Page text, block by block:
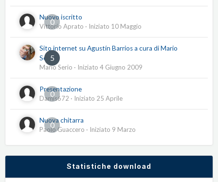
0
Nuovo iscritto
Vittorio Aprato · Iniziato 10 Maggio
5
Sito internet su Agustín Barrios a cura di Mario
Serio
Mario Serio · Iniziato 4 Giugno 2009
0
Presentazione
Damis672 · Iniziato 25 Aprile
0
Nuova chitarra
Paolo Guaccero · Iniziato 9 Marzo
Statistiche download